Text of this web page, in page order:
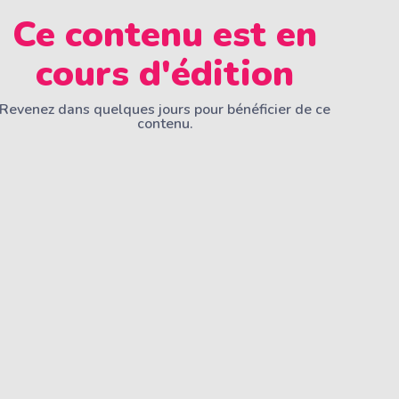
Ce contenu est en
cours d'édition
Revenez dans quelques jours pour bénéficier de ce
contenu.